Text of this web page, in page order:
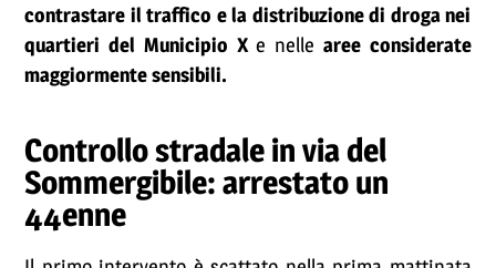
contrastare il traffico e la distribuzione di droga nei
quartieri del Municipio Xe nelle aree considerate
maggiormente sensibili.
Controllo stradale in via del
Sommergibile: arrestato un
44enne